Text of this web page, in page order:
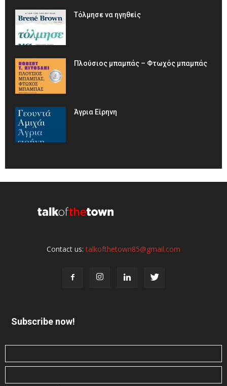
Τόλμησε να ηγηθείς
Πλούσιος μπαμπάς – Φτωχός μπαμπάς
Άγρια Είρηνη
Contact us:talkofthetown85@gmail.com
Subscribe now!